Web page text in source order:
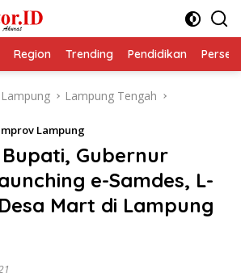
Region Trending Pendidikan
Lampung Lampung Tengah
Lampung
Gubernur
e-Samdes, L-
Mart di Lampung